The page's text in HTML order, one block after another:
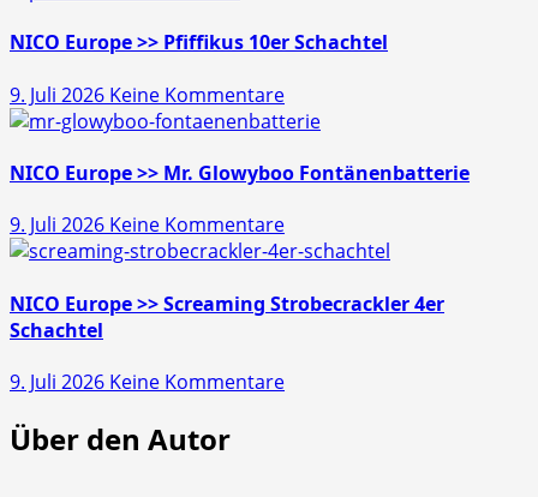
Gold
45s
NICO Europe >> Pfiffikus 10er Schachtel
9. Juli 2026 Keine Kommentarezu
NICO
>>
10er
Schachtel
NICO Europe >> Mr. Glowyboo Fontänenbatterie
9. Juli 2026 Keine Kommentarezu
NICO
>>
Fontänenbatterie
NICO Europe >> Screaming Strobecrackler 4er
Schachtel
9. Juli 2026 Keine Kommentarezu
Über den Autor